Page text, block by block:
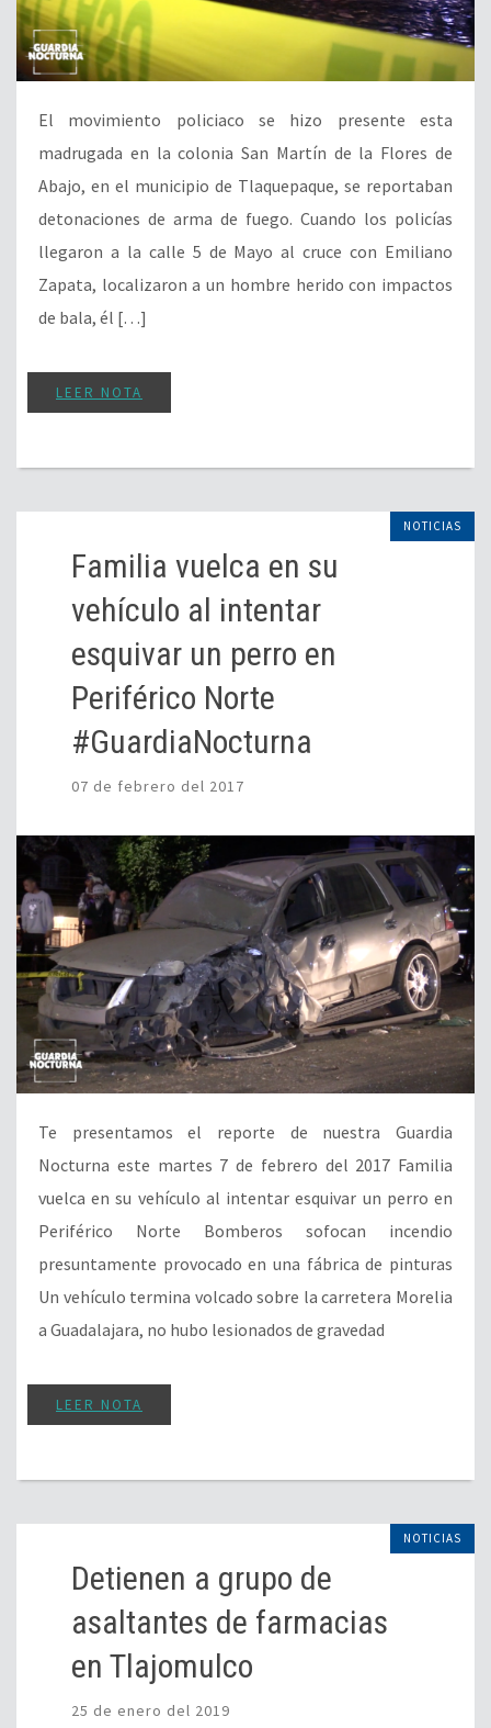
El movimiento policiaco se hizo presente esta
madrugada en la colonia San Martín de la Flores de
Abajo, en el municipio de Tlaquepaque, se reportaban
detonaciones de arma de fuego. Cuando los policías
llegaron a la calle 5 de Mayo al cruce con Emiliano
Zapata, localizaron a un hombre herido con impactos
de bala, él […]
LEER NOTA
NOTICIAS
Familia vuelca en su
vehículo al intentar
esquivar un perro en
Periférico Norte
#GuardiaNocturna
07 de febrero del 2017
Te presentamos el reporte de nuestra Guardia
Nocturna este martes 7 de febrero del 2017 Familia
vuelca en su vehículo al intentar esquivar un perro en
Periférico Norte Bomberos sofocan incendio
presuntamente provocado en una fábrica de pinturas
Un vehículo termina volcado sobre la carretera Morelia
a Guadalajara, no hubo lesionados de gravedad
LEER NOTA
NOTICIAS
Detienen a grupo de
asaltantes de farmacias
en Tlajomulco
25 de enero del 2019